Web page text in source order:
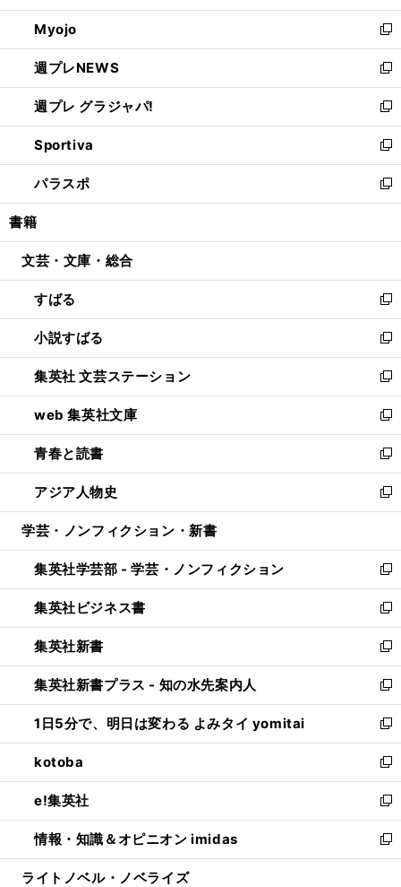
開
く
ウ
で
開
く
ン
ド
ウ
で
開
く
ウ
ィ
ン
ド
ウ
で
開
く
Myojo
新
し
い
ウ
ィ
ン
ド
ウ
で
開
週プレNEWS
新
し
い
ウ
ィ
ン
ド
ウ
開
週プレ グラジャパ!
新
し
い
ウ
ィ
ン
ウ
開
く
Sportiva
新
し
い
ウ
ン
ウ
で
開
く
パラスポ
新
し
ウ
ン
ド
ウ
で
開
く
書籍
文芸・文庫・総合
すばる
新
し
い
ウ
ィ
ン
ド
ウ
で
開
く
小説すばる
新
し
い
ウ
ィ
ン
ド
ウ
で
開
集英社 文芸ステーション
新
し
い
ウ
ィ
ン
ド
ウ
開
く
web 集英社文庫
新
し
い
ウ
ィ
ン
ウ
で
開
く
青春と読書
新
し
い
ウ
ン
ド
ウ
で
開
く
アジア人物史
新
し
ウ
ィ
ン
ド
ウ
で
開
く
学芸・ノンフィクション・新書
集英社学芸部 - 学芸・ノンフィクション
新
し
い
ウ
ィ
ン
ド
ウ
で
開
く
集英社ビジネス書
新
し
い
ウ
ィ
ン
ド
ウ
で
開
く
集英社新書
新
し
い
ウ
ィ
ン
ド
ウ
で
開
く
集英社新書プラス - 知の水先案内人
新
し
い
ウ
ィ
ン
ド
ウ
で
開
1日5分で、明日は変わる よみタイ yomitai
新
し
い
ウ
ィ
ン
ド
ウ
kotoba
新
し
い
ウ
ィ
ン
e!集英社
新
し
い
ウ
情報・知識＆オピニオン imidas
新
し
ライトノベル・ノベライズ